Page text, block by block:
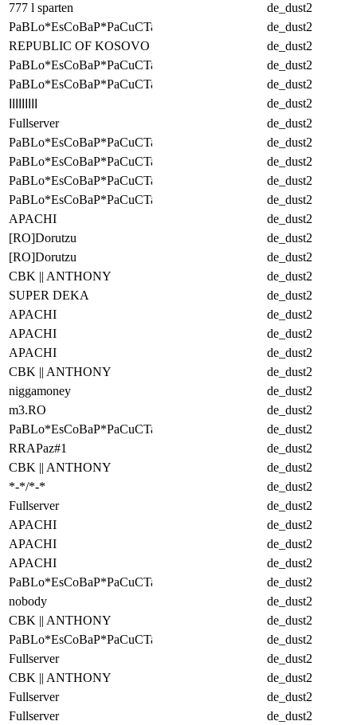
777 l sparten
de_dust2
PaBLo*EsCoBaP*PaCuCTa
de_dust2
REPUBLIC OF KOSOVO
de_dust2
PaBLo*EsCoBaP*PaCuCTa
de_dust2
PaBLo*EsCoBaP*PaCuCTa
de_dust2
de_dust2
Fullserver
de_dust2
PaBLo*EsCoBaP*PaCuCTa
de_dust2
PaBLo*EsCoBaP*PaCuCTa
de_dust2
PaBLo*EsCoBaP*PaCuCTa
de_dust2
PaBLo*EsCoBaP*PaCuCTa
de_dust2
APACHI
de_dust2
[RO]Dorutzu
de_dust2
[RO]Dorutzu
de_dust2
CBK || ANTHONY
de_dust2
SUPER DEKA
de_dust2
APACHI
de_dust2
APACHI
de_dust2
APACHI
de_dust2
CBK || ANTHONY
de_dust2
niggamoney
de_dust2
m3.RO
de_dust2
PaBLo*EsCoBaP*PaCuCTa
de_dust2
RRAPaz#1
de_dust2
CBK || ANTHONY
de_dust2
*-*/*-*
de_dust2
Fullserver
de_dust2
APACHI
de_dust2
APACHI
de_dust2
APACHI
de_dust2
PaBLo*EsCoBaP*PaCuCTa
de_dust2
nobody
de_dust2
CBK || ANTHONY
de_dust2
PaBLo*EsCoBaP*PaCuCTa
de_dust2
Fullserver
de_dust2
CBK || ANTHONY
de_dust2
Fullserver
de_dust2
Fullserver
de_dust2